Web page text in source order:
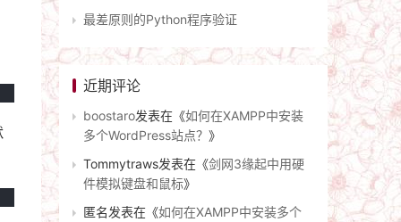
最差原则的Python程序验证
近期评论
boostaro发表在《如何在XAMPP中安装
多个WordPress站点？ 》
Tommytraws发表在《剑网3缘起中用硬
件模拟键盘和鼠标》
匿名发表在《如何在XAMPP中安装多个